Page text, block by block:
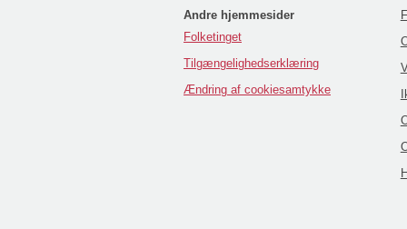
Andre hjemmesider
Folketinget
Tilgængelighedserklæring
Ændring af cookiesamtykke